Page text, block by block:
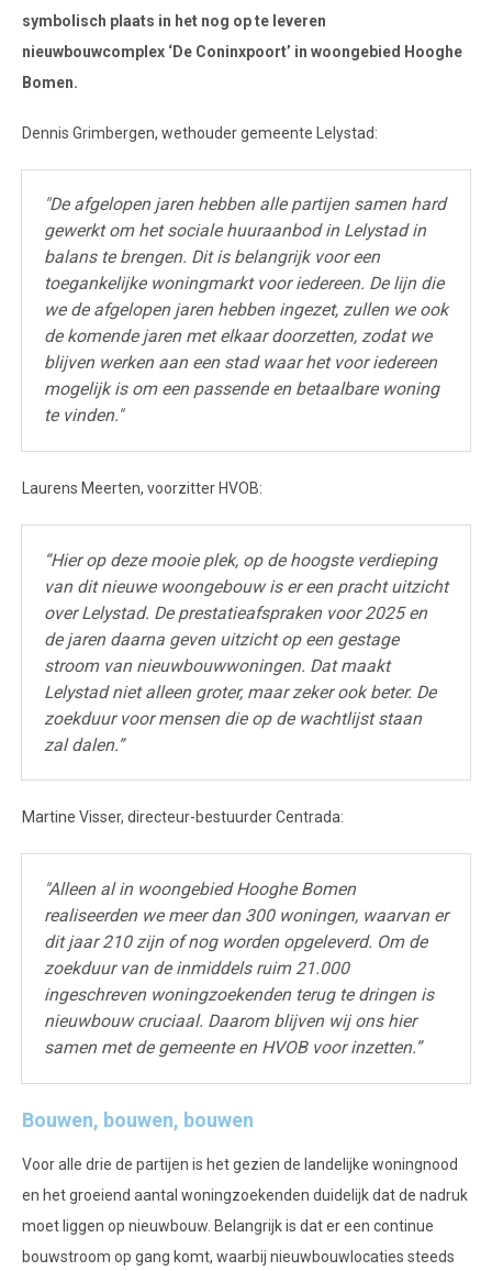
symbolisch plaats in het nog op te leveren
nieuwbouwcomplex ‘De Coninxpoort’ in woongebied Hooghe
Bomen.
Dennis Grimbergen, wethouder gemeente Lelystad:
"De afgelopen jaren hebben alle partijen samen hard
gewerkt om het sociale huuraanbod in Lelystad in
balans te brengen. Dit is belangrijk voor een
toegankelijke woningmarkt voor iedereen. De lijn die
we de afgelopen jaren hebben ingezet, zullen we ook
de komende jaren met elkaar doorzetten, zodat we
blijven werken aan een stad waar het voor iedereen
mogelijk is om een passende en betaalbare woning
te vinden."
Laurens Meerten, voorzitter HVOB:
“Hier op deze mooie plek, op de hoogste verdieping
van dit nieuwe woongebouw is er een pracht uitzicht
over Lelystad. De prestatieafspraken voor 2025 en
de jaren daarna geven uitzicht op een gestage
stroom van nieuwbouwwoningen. Dat maakt
Lelystad niet alleen groter, maar zeker ook beter. De
zoekduur voor mensen die op de wachtlijst staan
zal dalen.”
Martine Visser, directeur-bestuurder Centrada:
"Alleen al in woongebied Hooghe Bomen
realiseerden we meer dan 300 woningen, waarvan er
dit jaar 210 zijn of nog worden opgeleverd. Om de
zoekduur van de inmiddels ruim 21.000
ingeschreven woningzoekenden terug te dringen is
nieuwbouw cruciaal. Daarom blijven wij ons hier
samen met de gemeente en HVOB voor inzetten.”
Bouwen, bouwen, bouwen
Voor alle drie de partijen is het gezien de landelijke woningnood
en het groeiend aantal woningzoekenden duidelijk dat de nadruk
moet liggen op nieuwbouw. Belangrijk is dat er een continue
bouwstroom op gang komt, waarbij nieuwbouwlocaties steeds